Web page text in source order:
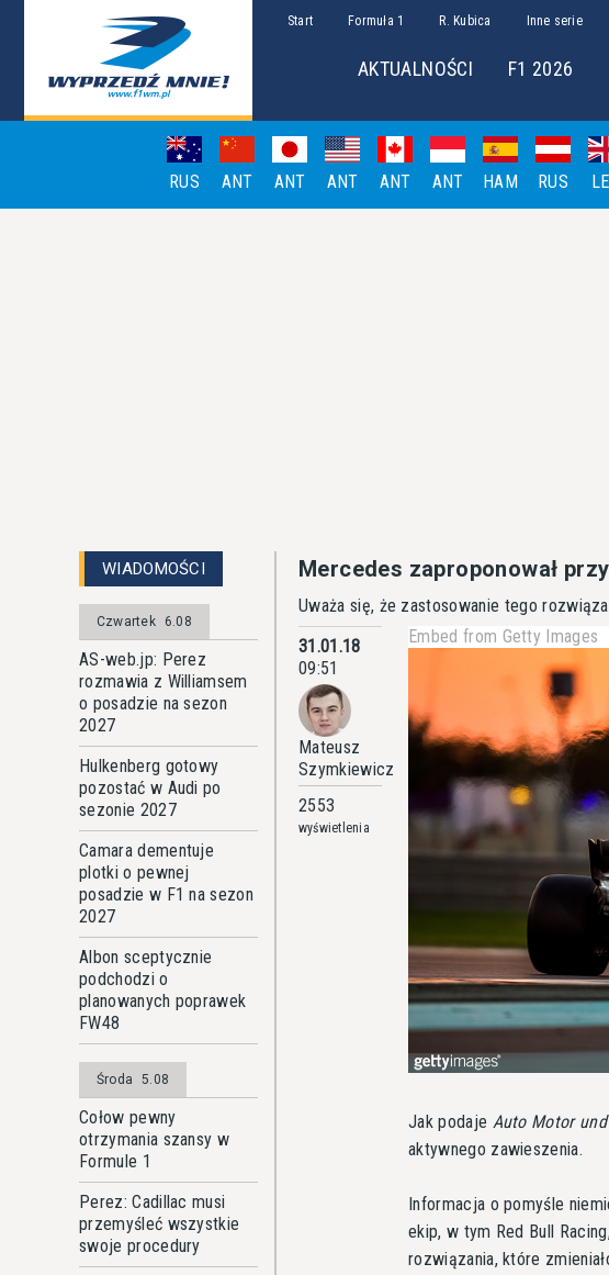
Start Formuła 1 R. Kubica Inne serie
AKTUALNOŚCI F1 2026
RUS ANT ANT ANT ANT ANT HAM RUS
WIADOMOŚCI
Czwartek 6.08
AS-web.jp: Perez
rozmawia z Williamsem
o posadzie na sezon
2027
Hulkenberg gotowy
pozostać w Audi po
sezonie 2027
Camara dementuje
plotki o pewnej
posadzie w F1 na sezon
2027
Albon sceptycznie
podchodzi o
planowanych poprawek
FW48
Środa 5.08
Cołow pewny
otrzymania szansy w
Formule 1
Perez: Cadillac musi
przemyśleć wszystkie
swoje procedury
Mercedes zaproponował
Uważa się, że zastosowanie tego
31.01.18
09:51
Mateusz
Szymkiewicz
2553
wyświetlenia
Embed from Getty Images
Jak podaje Auto Motor
aktywnego zawieszenia.
Informacja o pomyśle
ekip, w tym Red Bull
rozwiązania, które